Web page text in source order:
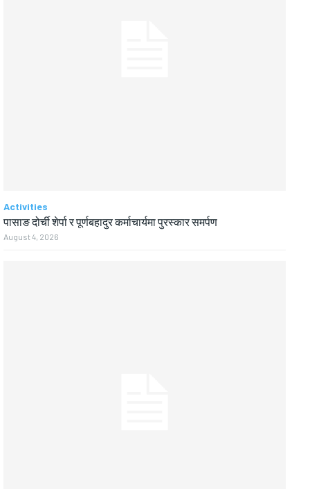
Activities
पासाङ दोर्ची शेर्पा र पूर्णबहादुर कर्माचार्यमा पुरस्कार समर्पण
August 4, 2026